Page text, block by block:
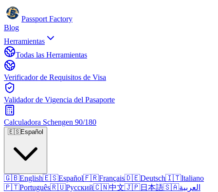
Passport Factory
Blog
Herramientas
Todas las Herramientas
Verificador de Requisitos de Visa
Validador de Vigencia del Pasaporte
Calculadora Schengen 90/180
🇪🇸Español
🇬🇧English🇪🇸Español🇫🇷Français🇩🇪Deutsch🇮🇹Italiano
🇵🇹Português🇷🇺Русский🇨🇳中文🇯🇵日本語🇸🇦العربية